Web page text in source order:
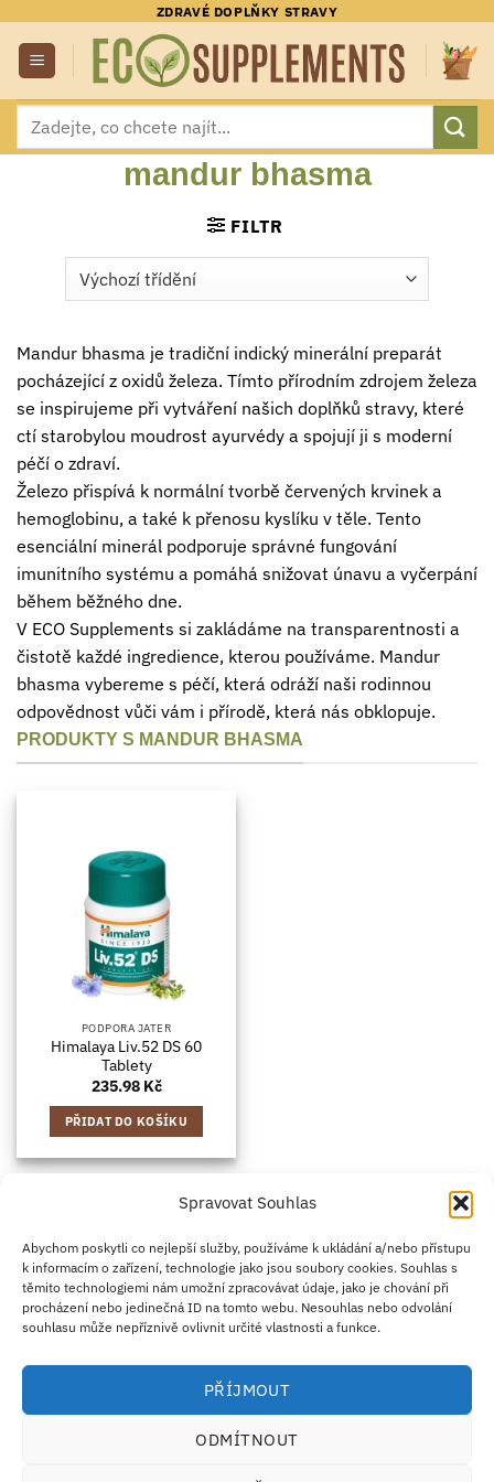
Spravovat Souhlas
Abychom poskytli co nejlepší služby, používáme k ukládání a/nebo přístupu
k informacím o zařízení, technologie jako jsou soubory cookies. Souhlas s
těmito technologiemi nám umožní zpracovávat údaje, jako je chování při
procházení nebo jedinečná ID na tomto webu. Nesouhlas nebo odvolání
souhlasu může nepříznivě ovlivnit určité vlastnosti a funkce.
PŘÍJMOUT
ODMÍTNOUT
obsah
ZDRAVÉ DOPLŇKY STRAVY
Hledat:
mandur bhasma
FILTR
Mandur bhasma je tradiční indický minerální preparát
pocházející z oxidů železa. Tímto přírodním zdrojem železa
se inspirujeme při vytváření našich doplňků stravy, které
ctí starobylou moudrost ayurvédy a spojují ji s moderní
péčí o zdraví.
Železo přispívá k normální tvorbě červených krvinek a
hemoglobinu, a také k přenosu kyslíku v těle. Tento
esenciální minerál podporuje správné fungování
imunitního systému a pomáhá snižovat únavu a vyčerpání
během běžného dne.
V ECO Supplements si zakládáme na transparentnosti a
čistotě každé ingredience, kterou používáme. Mandur
bhasma vybereme s péčí, která odráží naši rodinnou
odpovědnost vůči vám i přírodě, která nás obklopuje.
PRODUKTY S MANDUR BHASMA
PODPORA JATER
Himalaya Liv.52 DS 60
Tablety
235.98 Kč
PŘIDAT DO KOŠÍKU
Credit
Card
2
Klarna
Apple
Pay
Google
Pay
PayPal
ZÁSADY DOPRAVY
ZÁSADY VRÁCENÍ ZBOŽÍ
OBCHODNÍ PODMÍNKY
KONTAKT O NÁS B2B
IMPRINT
OMEZENÍ ODPOVĚDNOSTI
ZÁSADY COOKIES
Antim I Street, No. 14, fl. 2, law office, 1303 Sofia, Bulharsko
· Email:support@ecosupplements.eu